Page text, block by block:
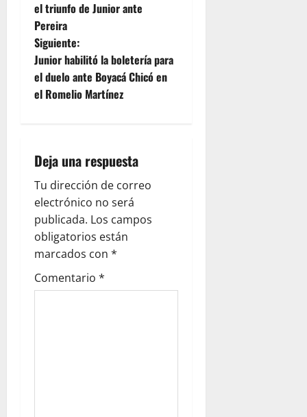
el triunfo de Junior ante
Pereira
Siguiente:
Junior habilitó la boletería para
el duelo ante Boyacá Chicó en
el Romelio Martínez
Deja una respuesta
Tu dirección de correo
electrónico no será
publicada. Los campos
obligatorios están
marcados con *
Comentario *